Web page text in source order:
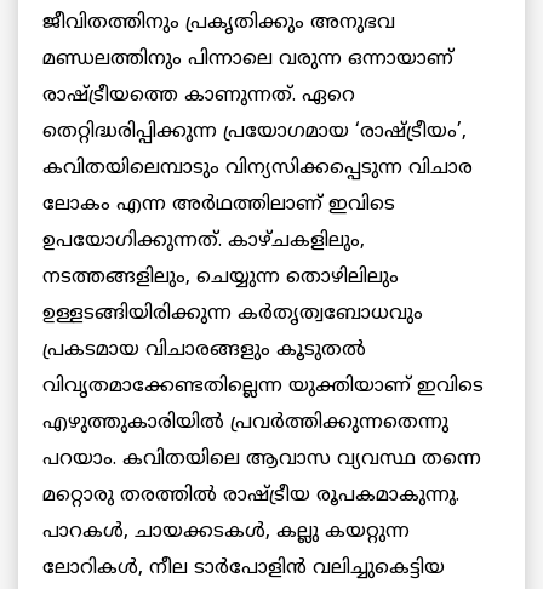
ജീവിതത്തിനും പ്രകൃതിക്കും അനുഭവ
മണ്ഡലത്തിനും പിന്നാലെ വരുന്ന ഒന്നായാണ്
രാഷ്ട്രീയത്തെ കാണുന്നത്. ഏറെ
തെറ്റിദ്ധരിപ്പിക്കുന്ന പ്രയോഗമായ ‘രാഷ്ട്രീയം’,
കവിതയിലെമ്പാടും വിന്യസിക്കപ്പെടുന്ന വിചാര
ലോകം എന്ന അർഥത്തിലാണ് ഇവിടെ
ഉപയോഗിക്കുന്നത്. കാഴ്ചകളിലും,
നടത്തങ്ങളിലും, ചെയ്യുന്ന തൊഴിലിലും
ഉള്ളടങ്ങിയിരിക്കുന്ന കർതൃത്വബോധവും
പ്രകടമായ വിചാരങ്ങളും കൂടുതൽ
വിവൃതമാക്കേണ്ടതില്ലെന്ന യുക്തിയാണ് ഇവിടെ
എഴുത്തുകാരിയിൽ പ്രവർത്തിക്കുന്നതെന്നു
പറയാം. കവിതയിലെ ആവാസ വ്യവസ്ഥ തന്നെ
മറ്റൊരു തരത്തിൽ രാഷ്ട്രീയ രൂപകമാകുന്നു.
പാറകൾ, ചായക്കടകൾ, കല്ലു കയറ്റുന്ന
ലോറികൾ, നീല ടാർപോളിൻ വലിച്ചുകെട്ടിയ